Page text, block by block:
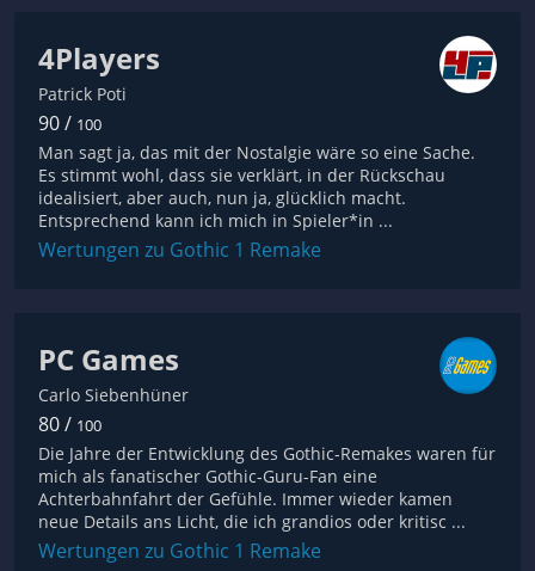
4Players
Patrick Poti
90 / 100
Man sagt ja, das mit der Nostalgie wäre so eine Sache.
Es stimmt wohl, dass sie verklärt, in der Rückschau
idealisiert, aber auch, nun ja, glücklich macht.
Entsprechend kann ich mich in Spieler*in ...
Wertungen zu Gothic 1 Remake
PC Games
Carlo Siebenhüner
80 / 100
Die Jahre der Entwicklung des Gothic-Remakes waren für
mich als fanatischer Gothic-Guru-Fan eine
Achterbahnfahrt der Gefühle. Immer wieder kamen
neue Details ans Licht, die ich grandios oder kritisc ...
Wertungen zu Gothic 1 Remake